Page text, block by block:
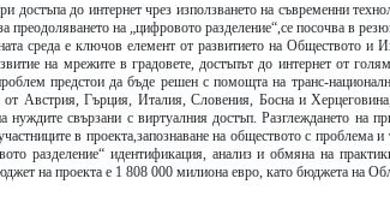
достъпа до интернет чрез използването на съвременни
преодоляването на „цифровото разделение“,се посочва в
среда е ключов елемент от развитието на Обществото и
на мрежите в градовете, достъпът до интернет от
предстои да бъде решен с помощта на транс-
от Австрия, Гърция, Италия, Словения, Босна и
свързани с виртуалния достъп. Разглеждането на
в проекта,запознаване на обществото с проблема
разделение“ идентификация, анализ и обмяна на
на проекта е 1 808 000 милиона евро, като бюджета на